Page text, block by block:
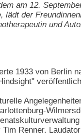
am 12.
lädt der
und
1933 von Berlin
Renner.